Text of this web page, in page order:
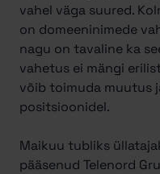
vahel väga suured.
on domeeninimede
nagu on tavaline ka
vahetus ei mängi
võib toimuda muutus
positsioonidel.
Maikuu tubliks
pääsenud Telenord